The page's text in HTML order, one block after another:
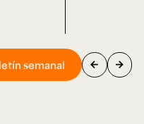
semanal arrow_back arrow_forward